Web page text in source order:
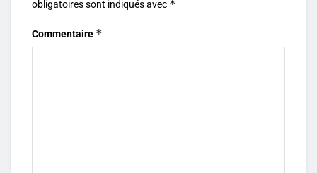
obligatoires sont indiqués avec *
Commentaire *